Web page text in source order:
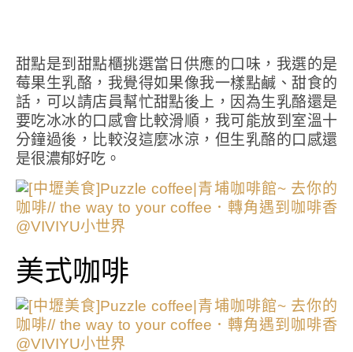
甜點是到甜點櫃挑選當日供應的口味，我選的是
莓果生乳酪，我覺得如果像我一樣點鹹、甜食的
話，可以請店員幫忙甜點後上，因為生乳酪還是
要吃冰冰的口感會比較滑順，我可能放到室溫十
分鐘過後，比較沒這麼冰涼，但生乳酪的口感還
是很濃郁好吃。
美式咖啡